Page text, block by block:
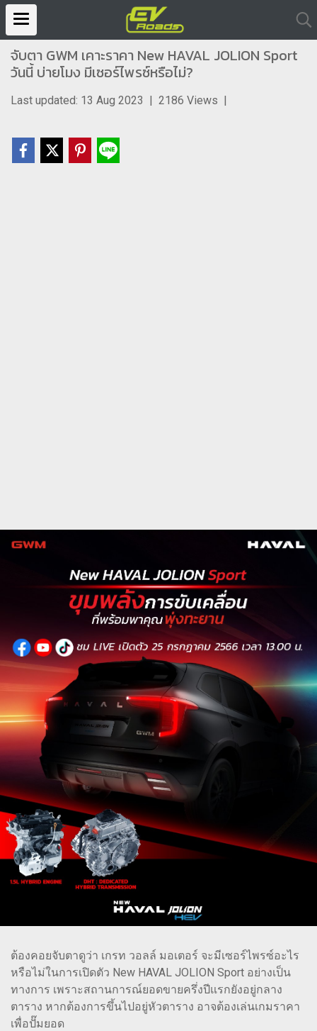
จับตา GWM เคาะราคา New HAVAL JOLION Sport
วันนี้ บ่ายโมง มีเซอร์ไพรซ์หรือไม่?
Last updated: 13 Aug 2023 | 2186 Views |
ต้องคอยจับตาดูว่า เกรท วอลล์ มอเตอร์ จะมีเซอร์ไพรซ์อะไร
หรือไม่ในการเปิดตัว New HAVAL JOLION Sport อย่างเป็น
ทางการ เพราะสถานการณ์ยอดขายครึ่งปีแรกยังอยู่กลาง
ตาราง หากต้องการขึ้นไปอยู่หัวตาราง อาจต้องเล่นเกมราคา
เพื่อปั๊มยอด